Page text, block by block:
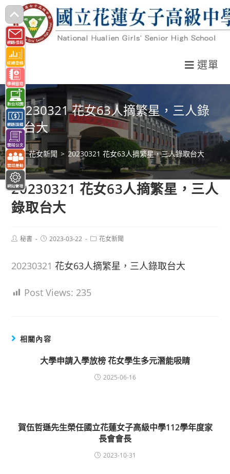
跳
轉
至
主
要
內
容
選單
20230321 花女63人摘繁星，三人錄
取台大
> 花女新聞 > 20230321 花女63人摘繁星，三人錄取台大
20230321 花女63人摘繁星，三人
錄取台大
Post秘書
Post2023-03-22
Post花女新聞
20230321花女63人摘繁星，三人錄取台大
Post Views: 235
相關內容
大學申請入學放榜 花女學生多元潛能吸睛
2025-06-16
賀伍哲遜先生榮任國立花蓮女子高級中學112學年度家
長會會長
2023-10-31